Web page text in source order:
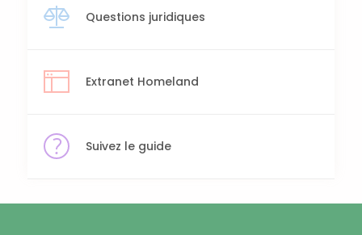
Questions juridiques
Extranet Homeland
Suivez le guide